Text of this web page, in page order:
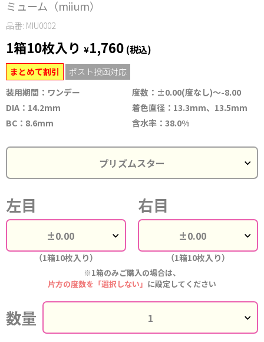
ミューム（miium）
品番: MIU0002
1箱10枚入り ¥1,760 (税込)
まとめて割引
ポスト投函対応
装用期間：ワンデー
度数：±0.00(度なし)～-8.00
DIA：14.2mm
着色直径：13.3mm、13.5mm
BC：8.6mm
含水率：38.0%
左目
（1箱10枚入り）
右目
（1箱10枚入り）
※1箱のみご購入の場合は、
片方の度数を「選択しない」 に設定してください
数量